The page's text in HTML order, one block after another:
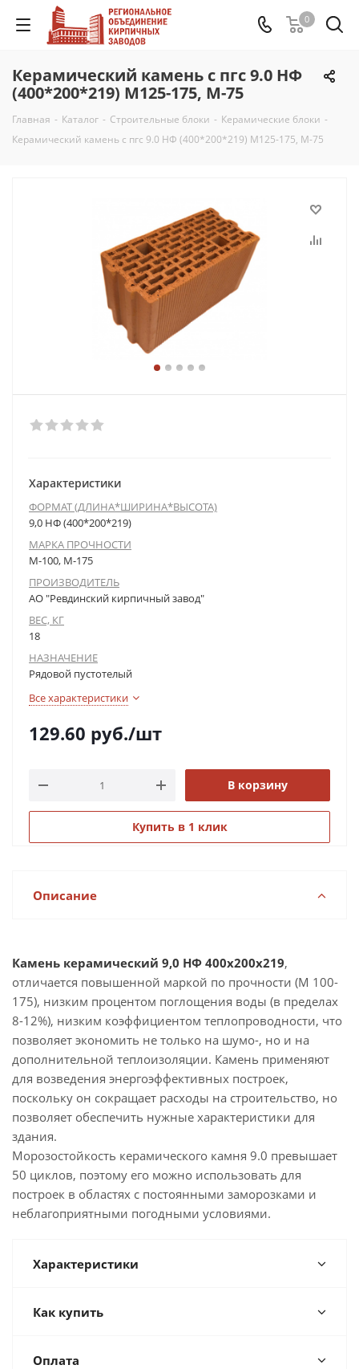
0
Керамический камень с пгс 9.0 НФ
(400*200*219) М125-175, М-75
Главная - Каталог - Строительные блоки - Керамические блоки -
Керамический камень с пгс 9.0 НФ (400*200*219) М125-175, М-75
Характеристики
ФОРМАТ (ДЛИНА*ШИРИНА*ВЫСОТА)
9,0 НФ (400*200*219)
МАРКА ПРОЧНОСТИ
М-100, М-175
ПРОИЗВОДИТЕЛЬ
АО "Ревдинский кирпичный завод"
ВЕС, КГ
18
НАЗНАЧЕНИЕ
Рядовой пустотелый
Все характеристики
129.60 руб./шт
В корзину
Купить в 1 клик
Описание
Камень керамический 9,0 НФ 400х200х219,
отличается повышенной маркой по прочности (М 100-
175), низким процентом поглощения воды (в пределах
8-12%), низким коэффициентом теплопроводности, что
позволяет экономить не только на шумо-, но и на
дополнительной теплоизоляции. Камень применяют
для возведения энергоэффективных построек,
поскольку он сокращает расходы на строительство, но
позволяет обеспечить нужные характеристики для
здания.
Морозостойкость керамического камня 9.0 превышает
50 циклов, поэтому его можно использовать для
построек в областях с постоянными заморозками и
неблагоприятными погодными условиями.
Характеристики
Как купить
Оплата